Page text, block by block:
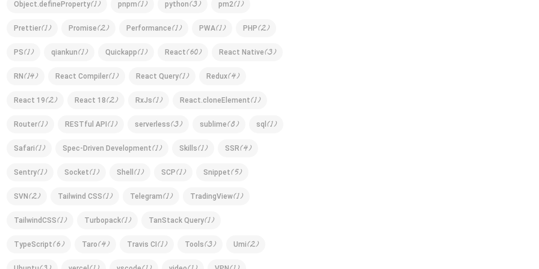
Object.defineProperty(1) pnpm(1) python(3) pm2(1)
Prettier(1) Promise(2) Performance(1) PWA(1) PHP(2)
PS(1) qiankun(1) Quickapp(1) React(60) React Native(3)
RN(14) React Compiler(1) React Query(1) Redux(4)
React 19(2) React 18(2) RxJs(1) React.cloneElement(1)
Router(1) RESTful API(1) serverless(3) sublime(8) sql (1)
Safari(1) Spec-Driven Development(1) Skills(1) SSR(4)
Sentry(1) Socket(1) Shell (1) SCP(1) Snippet(5)
SVN(2) Tailwind CSS(1) Telegram(1) TradingView(1)
TailwindCSS(1) Turbopack(1) TanStack Query(1)
TypeScript(6) Taro(4) Travis CI(1) Tools(3) Umi(2)